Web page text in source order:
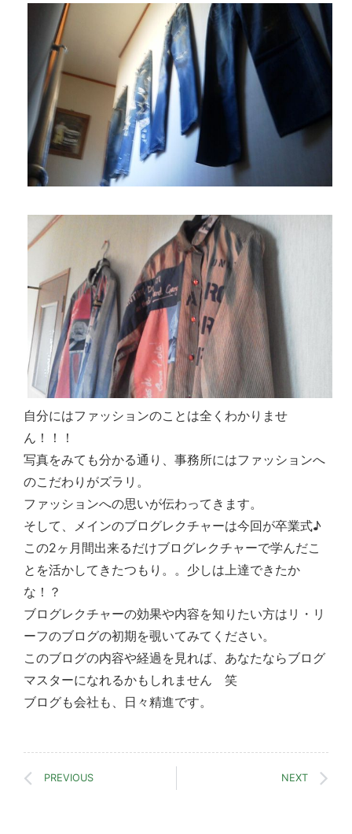
自分にはファッションのことは全くわかりませ
ん！！！
写真をみても分かる通り、事務所にはファッションへ
のこだわりがズラリ。
ファッションへの思いが伝わってきます。
そして、メインのブログレクチャーは今回が卒業式♪
この2ヶ月間出来るだけブログレクチャーで学んだこ
とを活かしてきたつもり。。少しは上達できたか
な！？
ブログレクチャーの効果や内容を知りたい方はリ・リ
ーフのブログの初期を覗いてみてください。
このブログの内容や経過を見れば、あなたならブログ
マスターになれるかもしれません 笑
ブログも会社も、日々精進です。
PREVIOUS NEXT